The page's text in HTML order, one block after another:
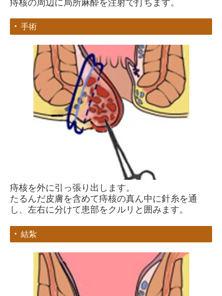
痔核の周辺に局所麻酔を注射で打ちます。
手術
痔核を外に引っ張り出します。
たるんだ皮膚を含めて痔核の真ん中に針糸を通
し、左右に分けて患部をクルリと囲みます。
結紮